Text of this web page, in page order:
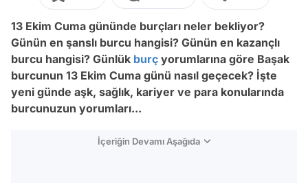
13 Ekim Cuma gününde burçları neler bekliyor?
Günün en şanslı burcu hangisi? Günün en kazançlı
burcu hangisi? Günlük burç yorumlarına göre Başak
burcunun 13 Ekim Cuma günü nasıl geçecek? İşte
yeni günde aşk, sağlık, kariyer ve para konularında
burcunuzun yorumları...
İçeriğin Devamı Aşağıda